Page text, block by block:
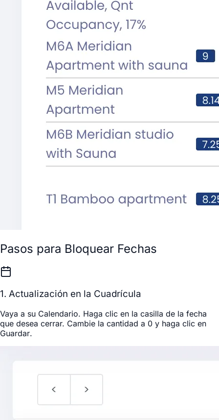
Pasos para Bloquear Fechas
1. Actualización en la Cuadrícula
Vaya a su Calendario. Haga clic en la casilla de la fecha
que desea cerrar. Cambie la cantidad a 0 y haga clic en
Guardar.